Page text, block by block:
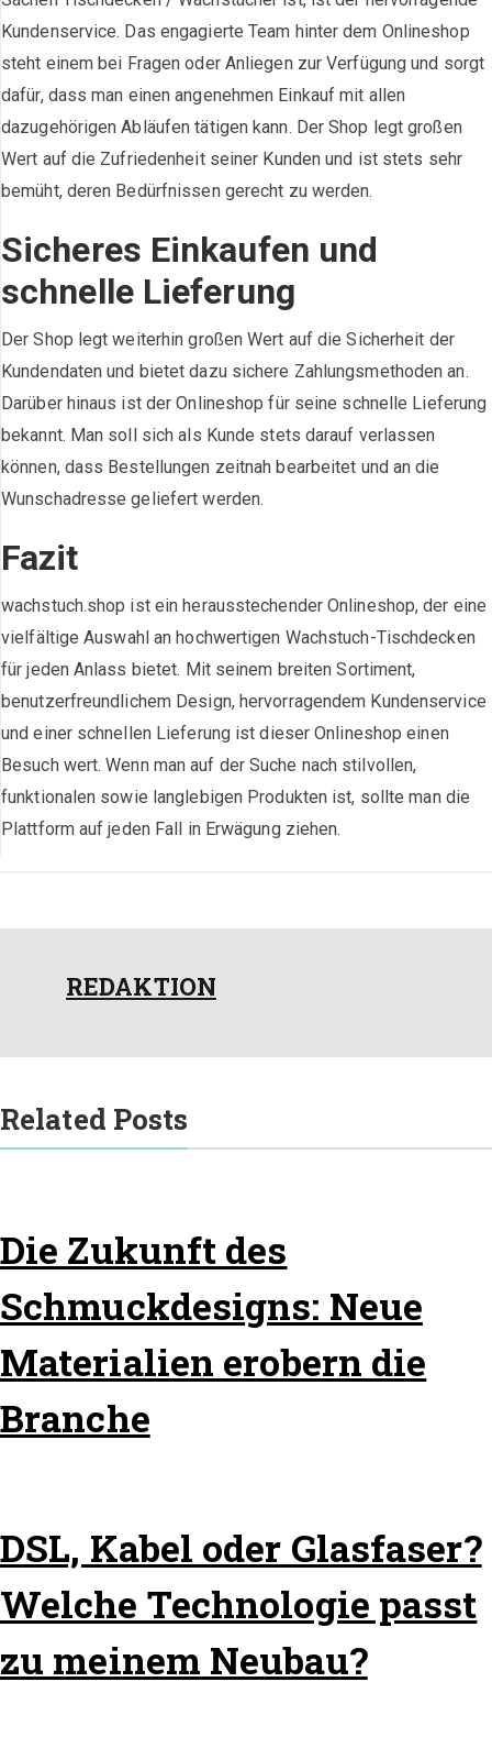
Kundenservice. Das engagierte Team hinter dem Onlineshop
steht einem bei Fragen oder Anliegen zur Verfügung und sorgt
dafür, dass man einen angenehmen Einkauf mit allen
dazugehörigen Abläufen tätigen kann. Der Shop legt großen
Wert auf die Zufriedenheit seiner Kunden und ist stets sehr
bemüht, deren Bedürfnissen gerecht zu werden.
Sicheres Einkaufen und
schnelle Lieferung
Der Shop legt weiterhin großen Wert auf die Sicherheit der
Kundendaten und bietet dazu sichere Zahlungsmethoden an.
Darüber hinaus ist der Onlineshop für seine schnelle Lieferung
bekannt. Man soll sich als Kunde stets darauf verlassen
können, dass Bestellungen zeitnah bearbeitet und an die
Wunschadresse geliefert werden.
Fazit
wachstuch.shop ist ein herausstechender Onlineshop, der eine
vielfältige Auswahl an hochwertigen Wachstuch-Tischdecken
für jeden Anlass bietet. Mit seinem breiten Sortiment,
benutzerfreundlichem Design, hervorragendem Kundenservice
und einer schnellen Lieferung ist dieser Onlineshop einen
Besuch wert. Wenn man auf der Suche nach stilvollen,
funktionalen sowie langlebigen Produkten ist, sollte man die
Plattform auf jeden Fall in Erwägung ziehen.
REDAKTION
Related Posts
Die Zukunft des
Schmuckdesigns: Neue
Materialien erobern die
Branche
DSL, Kabel oder Glasfaser?
Welche Technologie passt
zu meinem Neubau?